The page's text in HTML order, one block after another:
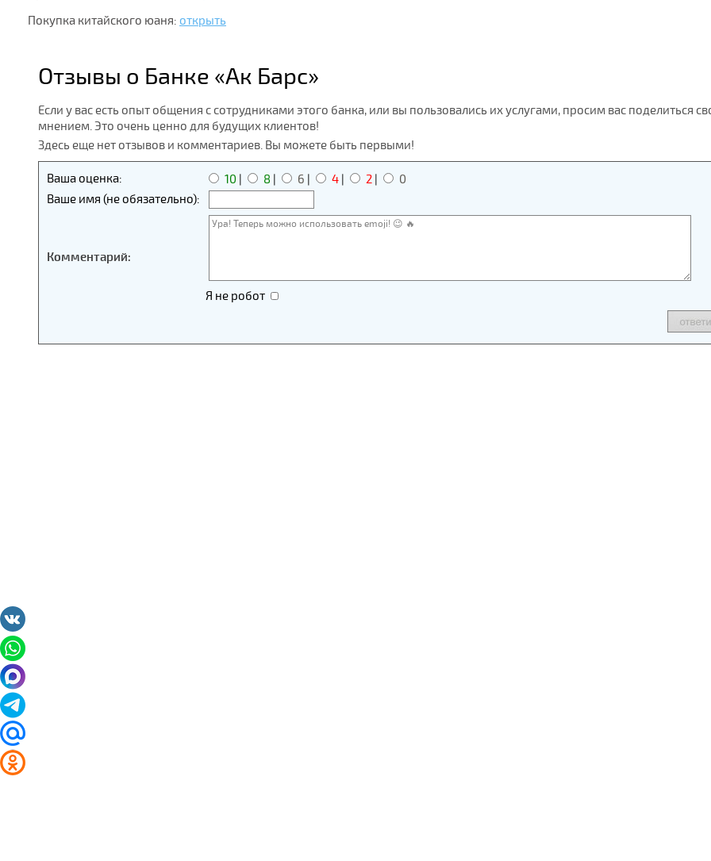
Покупка китайского юаня: открыть
Отзывы о Банке «Ак Барс»
Если у вас есть опыт общения с сотрудниками этого банка, или вы пользовались их услугами, просим вас поделиться
мнением. Это очень ценно для будущих клиентов!
Здесь еще нет отзывов и комментариев. Вы можете быть первыми!
Ваша оценка: 10 | 8 | 6 | 4 | 2 |
0
Ваше имя (не обязательно):
Комментарий:
Я не робот